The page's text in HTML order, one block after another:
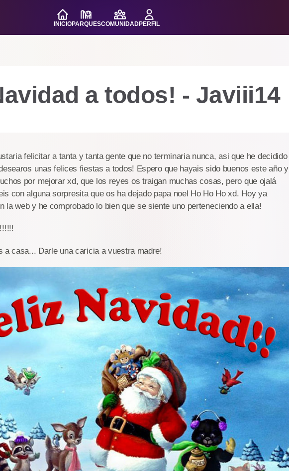
INICIOPARQUESCOMUNIDADPERFIL
a todos! - Javiii14
felicitar a tanta y tanta gente que no terminaria nunca, asi que he decidido
unas felices fiestas a todos! Espero que hayais sido buenos este año y
por mejorar xd, que los reyes os traigan muchas cosas, pero que ojalá
con alguna sorpresita que os ha dejado papa noel Ho Ho Ho xd. Hoy ya
la web y he comprobado lo bien que se siente uno perteneciendo a ella!
a casa... Darle una caricia a vuestra madre!